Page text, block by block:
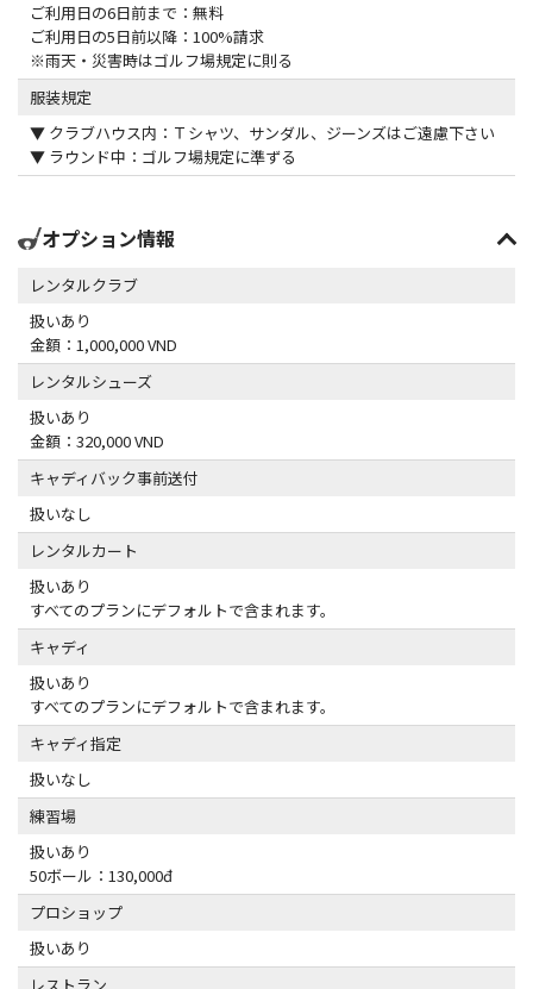
ご利用日の6日前まで：無料
ご利用日の5日前以降：100%請求
※雨天・災害時はゴルフ場規定に則る
服装規定
▼ クラブハウス内：Ｔシャツ、サンダル、ジーンズはご遠慮下さい
▼ ラウンド中：ゴルフ場規定に準ずる
オプション情報
レンタルクラブ
扱いあり
金額：1,000,000 VND
レンタルシューズ
扱いあり
金額：320,000 VND
キャディバック事前送付
扱いなし
レンタルカート
扱いあり
すべてのプランにデフォルトで含まれます。
キャディ
扱いあり
すべてのプランにデフォルトで含まれます。
キャディ指定
扱いなし
練習場
扱いあり
50ボール：130,000đ
プロショップ
扱いあり